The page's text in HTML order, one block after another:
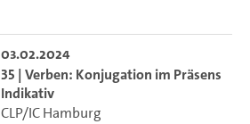
03.02.2024
35 | Verben: Konjugation im Präsens
Indikativ
CLP/IC Hamburg